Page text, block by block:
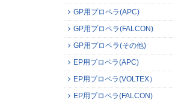
GP用プロペラ(APC)
GP用プロペラ(FALCON)
GP用プロペラ(その他)
EP用プロペラ(APC)
EP用プロペラ(VOLTEX）
EP用プロペラ(FALCON)